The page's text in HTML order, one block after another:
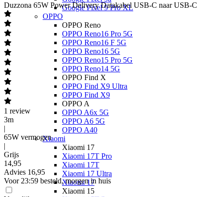
Google Pixel 9 Pro XL
OPPO
OPPO Reno
OPPO Reno16 Pro 5G
OPPO Reno16 F 5G
OPPO Reno16 5G
OPPO Reno15 Pro 5G
OPPO Reno14 5G
OPPO Find X
OPPO Find X9 Ultra
OPPO Find X9
OPPO A
OPPO A6x 5G
OPPO A6 5G
OPPO A40
Xiaomi
Xiaomi 17
Xiaomi 17T Pro
Xiaomi 17T
Xiaomi 17 Ultra
Xiaomi 17
Xiaomi 15
Duzzona 65W Power Delivery Datakabel USB-C naar USB-C
1 review
3m
|
65W vermogen
|
Grijs
14,95
Advies 16,95
Voor 23:59 besteld, morgen in huis